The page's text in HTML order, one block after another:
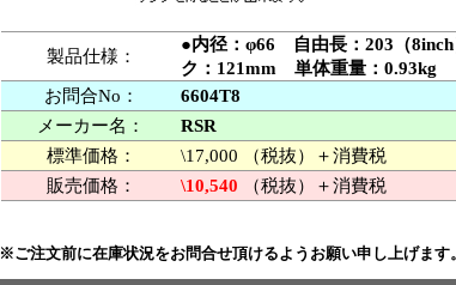
製品仕様：
●内径：φ66 自由長：203（
ク：121mm 単体重量：0.93kg
お問合No：
6604T8
メーカー名：
RSR
標準価格：
\17,000 （税抜）＋消費税
販売価格：
\10,540 （税抜）＋消費税
※ご注文前に在庫状況をお問合せ頂けるようお願い申し上げます。